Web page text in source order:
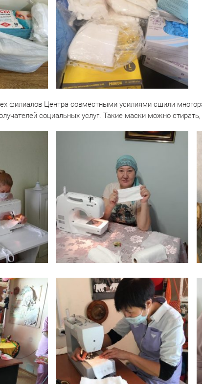
филиалов Центра совместными усилиями сшили
социальных услуг. Такие маски можно стирать,